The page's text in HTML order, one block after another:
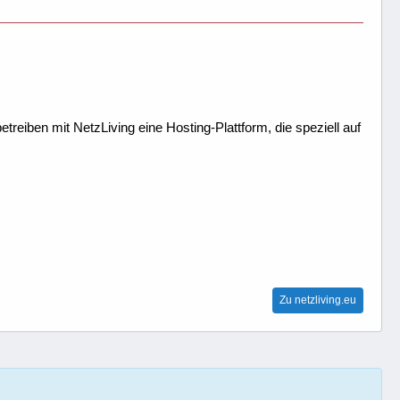
mit NetzLiving eine Hosting-Plattform, die speziell auf
Zu netzliving.eu